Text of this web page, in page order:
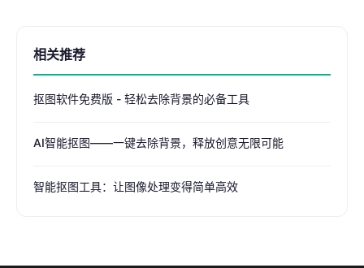
相关推荐
抠图软件免费版 - 轻松去除背景的必备工具
AI智能抠图——一键去除背景，释放创意无限可能
智能抠图工具：让图像处理变得简单高效